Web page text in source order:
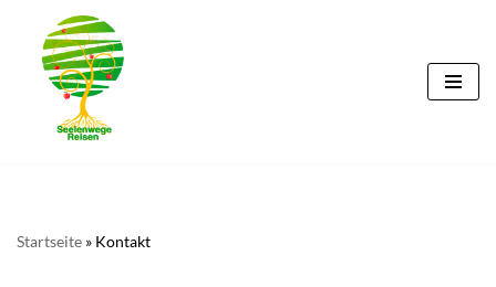
Zum
Inhalt
springen
Startseite » Kontakt